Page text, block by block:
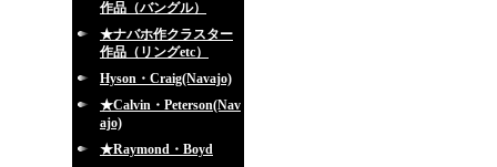
作品（バングル）
★ナバホ作クラスター
作品（リングetc）
Hyson・Craig(Navajo)
★Calvin・Peterson(Nav
ajo)
★Raymond・Boyd